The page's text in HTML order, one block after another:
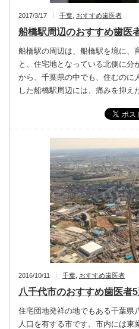
2017/3/17 千葉 おすすめ歯医者
船橋駅周辺のおすすめ歯医
船橋駅の周辺は、船橋駅を境に、
と、住宅地となっている北側に分
から、千葉県の中でも、住むのに
した船橋駅周辺には、痛みを抑
2016/10/11 千葉 おすすめ歯医者
八千代市のおすすめ歯医者
住宅団地発祥の地でもある千葉県
人口を有する市です。市内には東